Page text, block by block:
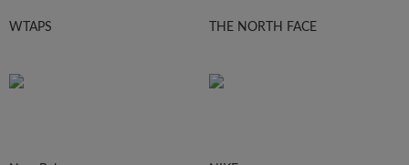
WTAPS THE NORTH FACE